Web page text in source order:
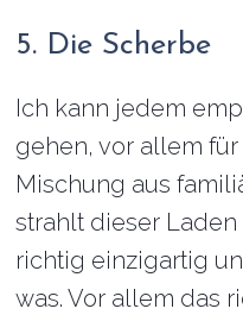
5. Die Scherbe
Ich kann jedem
gehen, vor allem
Mischung aus
strahlt dieser Laden
richtig einzigartig
was. Vor allem das